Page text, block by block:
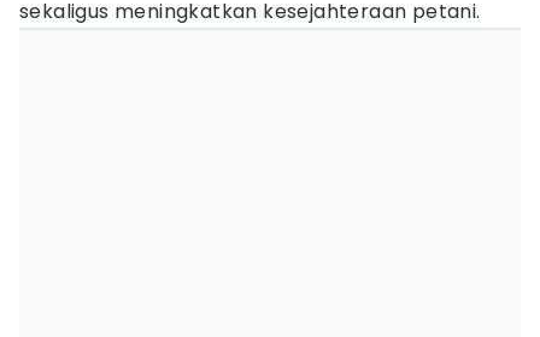
sekaligus meningkatkan kesejahteraan petani.